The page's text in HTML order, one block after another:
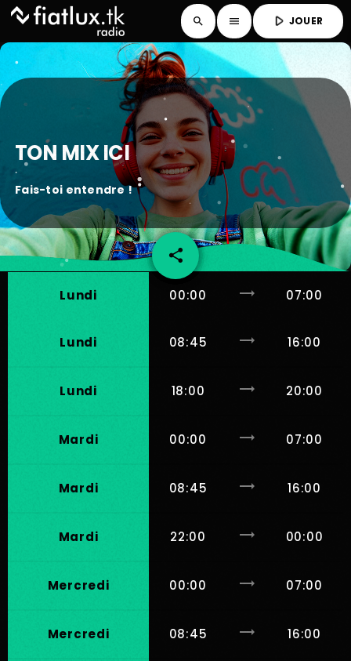
search menu play_arrow JOUER
TON MIX ICI
Fais-toi entendre !
share
email
Lundi 00:00 trending_flat 07:00
Lundi 08:45 trending_flat 16:00
Lundi 18:00 trending_flat 20:00
Mardi 00:00 trending_flat 07:00
Mardi 08:45 trending_flat 16:00
Mardi 22:00 trending_flat 00:00
Mercredi 00:00 trending_flat 07:00
Mercredi 08:45 trending_flat 16:00